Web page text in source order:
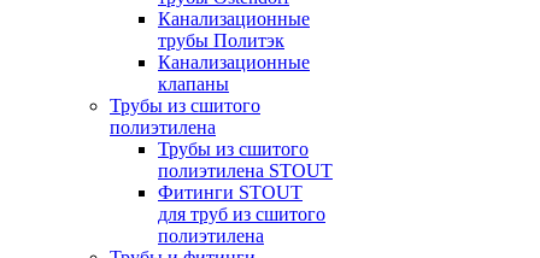
Канализационные
трубы Политэк
Канализационные
клапаны
Трубы из сшитого
полиэтилена
Трубы из сшитого
полиэтилена STOUT
Фитинги STOUT
для труб из сшитого
полиэтилена